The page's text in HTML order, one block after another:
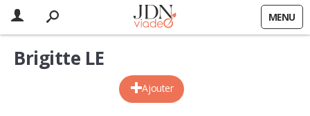
MENU
Ajouter
Brigitte LE